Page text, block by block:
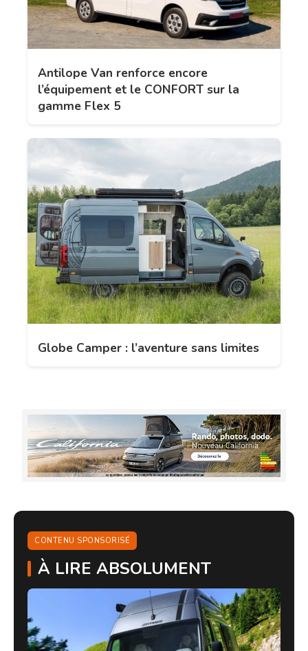
Antilope Van renforce encore
l’équipement et le CONFORT sur la
gamme Flex 5
Globe Camper : l’aventure sans limites
CONTENU SPONSORISÉ
À LIRE ABSOLUMENT